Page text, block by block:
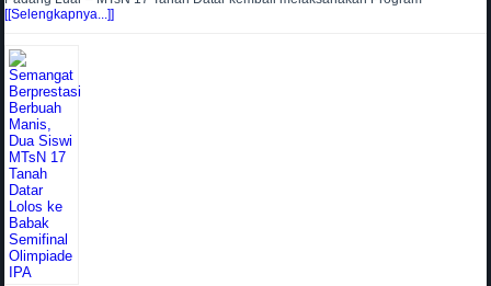
[[Selengkapnya...]]